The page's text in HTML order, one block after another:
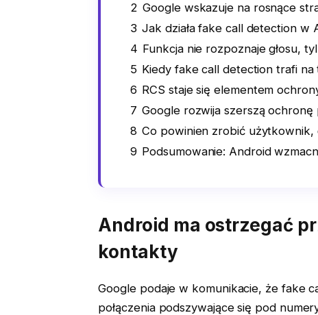
2 Google wskazuje na rosnące
3 Jak działa fake call detection w
4 Funkcja nie rozpoznaje głosu,
5 Kiedy fake call detection trafi na
6 RCS staje się elementem
7 Google rozwija szerszą ochronę
8 Co powinien zrobić użytkownik,
9 Podsumowanie: Android
Android ma ostrzegać
kontakty
Google podaje w komunikacie, że fake
połączenia podszywające się pod